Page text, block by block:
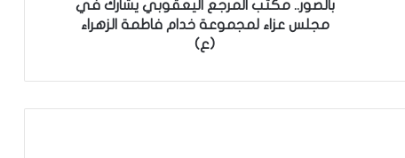
ل
بالصور.. مكتب المرجع اليعقوبي يشارك في
مجلس عزاء لمجموعة خدام فاطمة الزهراء
(ع)